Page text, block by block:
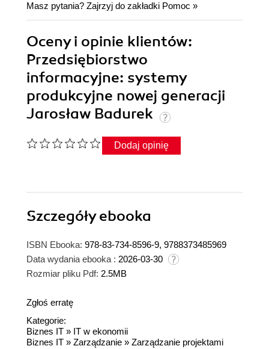
Masz pytania? Zajrzyj do zakładki Pomoc »
Oceny i opinie klientów:
Przedsiębiorstwo
informacyjne: systemy
produkcyjne nowej generacji
Jarosław Badurek
Dodaj opinię
Szczegółyebooka
ISBN Ebooka: 978-83-734-8596-9, 9788373485969
Data wydania ebooka : 2026-03-30
Rozmiar pliku Pdf: 2.5MB
Zgłoś erratę
Kategorie:
Biznes IT » IT w ekonomii
Biznes IT » Zarządzanie » Zarządzanie projektami